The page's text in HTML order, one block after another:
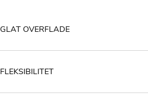
GLAT OVERFLADE
FLEKSIBILITET